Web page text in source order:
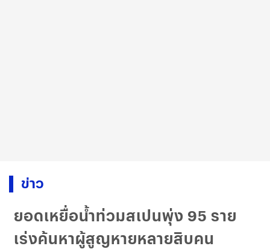
ข่าว
ยอดเหยื่อน้ำท่วมสเปนพุ่ง 95 ราย
เร่งค้นหาผู้สูญหายหลายสิบคน